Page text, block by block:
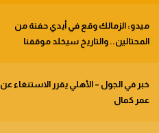
ميدو: الزمالك وقع في أيدي حفنة من
المحتالين.. والتاريخ سيخلد موقفنا
خبر في الجول – الأهلي يقرر الاستنغاء عن
عمر كمال